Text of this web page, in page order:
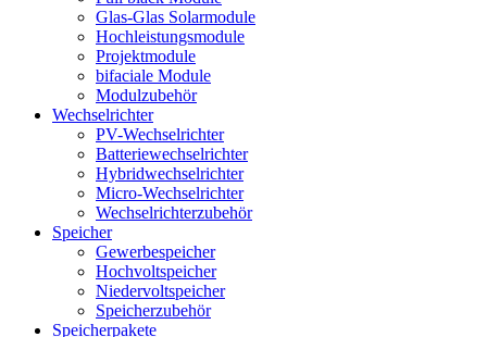
Glas-Glas Solarmodule
Hochleistungsmodule
Projektmodule
bifaciale Module
Modulzubehör
Wechselrichter
PV-Wechselrichter
Batteriewechselrichter
Hybridwechselrichter
Micro-Wechselrichter
Wechselrichterzubehör
Speicher
Gewerbespeicher
Hochvoltspeicher
Niedervoltspeicher
Speicherzubehör
Speicherpakete